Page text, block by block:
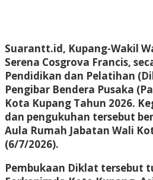
Suarantt.id, Kupang-Wakil
Serena Cosgrova Francis,
Pendidikan dan Pelatihan
Pengibar Bendera Pusaka
Kota Kupang Tahun 2026.
dan pengukuhan tersebut
Aula Rumah Jabatan Wali
(6/7/2026).
Pembukaan Diklat tersebut